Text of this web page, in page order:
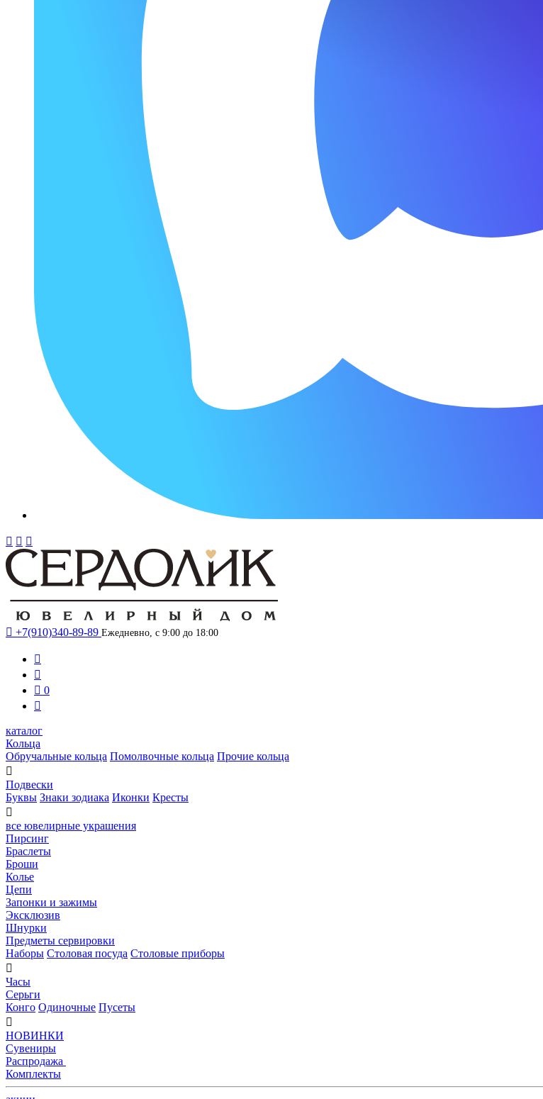
  
 +7(910)340-89-89 Ежедневно, с 9:00 до 18:00


 0

каталог
Кольца
Обручальные кольца Помолвочные кольца Прочие кольца

Подвески
Буквы Знаки зодиака Иконки Кресты

все ювелирные украшения
Пирсинг
Браслеты
Броши
Колье
Цепи
Запонки и зажимы
Эксклюзив
Шнурки
Предметы сервировки
Наборы Столовая посуда Столовые приборы

Часы
Серьги
Конго Одиночные Пусеты

НОВИНКИ
Сувениры
Распродажа
Комплекты